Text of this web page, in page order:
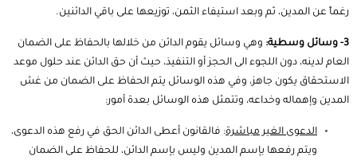
رغماً عن المدين، ثم وبعد استيفاء الثمن، توزيعها على باقي الدائنين.
3- وسائل وسطية:
وهي وسائل يقوم الدائن من خلالها بالحفاظ على الضمان
العام لدينه، دون اللجوء الى الحجز أو التنفيذ، حيث أن حق الدائن عند حلول موعد
الاستحقاق يكون جاهز، وفي هذه الوسائل يتم الحفاظ على الضمان من غش
المدين وإهماله وخداعه، وتتمثل هذه الوسائل بعدة أمور:
الدعوى الغير مباشرة: فالقانون أعطى الدائن الحق في رفع هذه الدعوى،
ويتم رفعها بإسم المدين وليس بإسم الدائن، للحفاظ على الضمان